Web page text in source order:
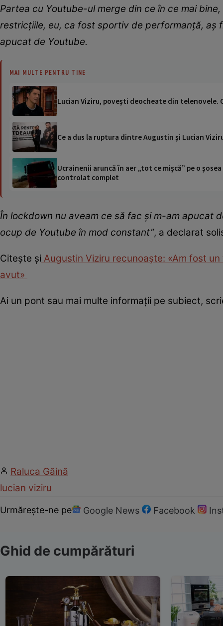
Partea cu Youtube-ul merge din ce în ce mai
restricțiile, eu, ca fost sportiv de performanță, aș
apucat de Youtube.
MAI MULTE PENTRU TINE
Lucian Viziru, povești deocheate din
Ce a dus la ruptura dintre Augustin și Lucian
Ucrainenii aruncă în aer „tot ce mișcă” pe o
controlat complet
În lockdown nu aveam ce să fac și m-am apucat
ocup de Youtube în mod constant”, a declarat
Citește și Augustin Viziru recunoaște: «Am fost
avut»
Ai un pont sau mai multe informații pe subiect,
Raluca Găină
lucian viziru
Urmărește-ne pe Google News Facebook
Ghid de cumpărături